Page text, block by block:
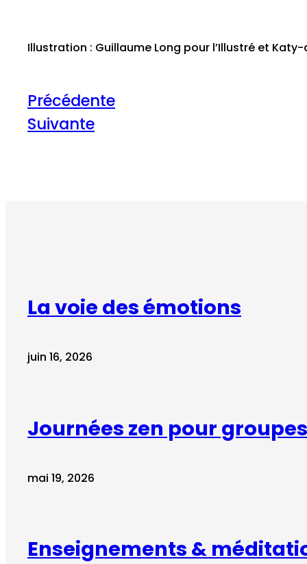
Illustration : Guillaume Long pour l’Illustré et
Précédente
Suivante
La voie des émotions
juin 16, 2026
Journées zen pour
mai 19, 2026
Enseignements &